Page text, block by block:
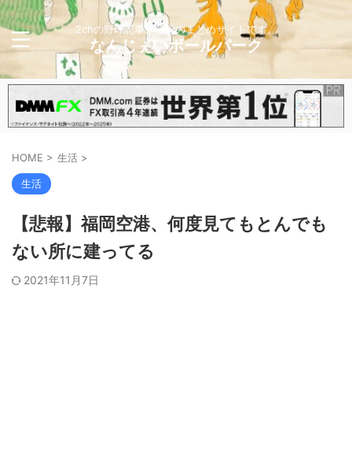
2chの野球記事メインのまとめサイトです。
なんじぇいボールパーク
HOME > 生活 >
生活
【悲報】福岡空港、何度見てもとんでも
ない所に建ってる
2021年11月7日